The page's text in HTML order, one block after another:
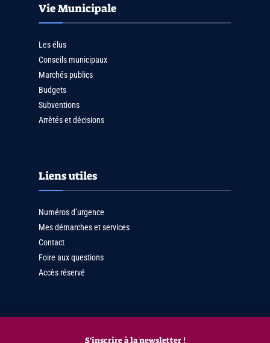
Vie Municipale
Les élus
Conseils municipaux
Marchés publics
Budgets
Subventions
Arrêtés et décisions
Liens utiles
Numéros d’urgence
Mes démarches et services
Contact
Foire aux questions
Accès réservé
S'inscrire à la newsletter !